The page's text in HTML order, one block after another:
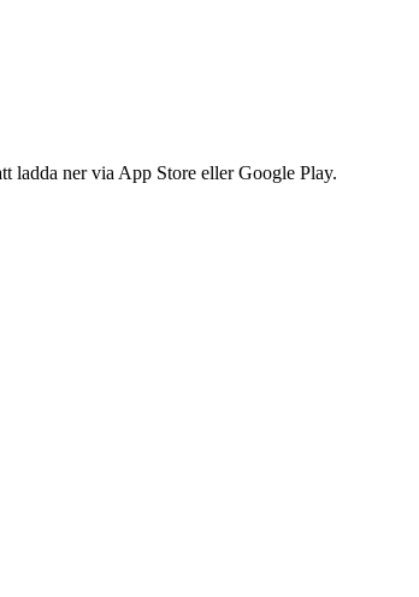
ladda ner via App Store eller Google Play.